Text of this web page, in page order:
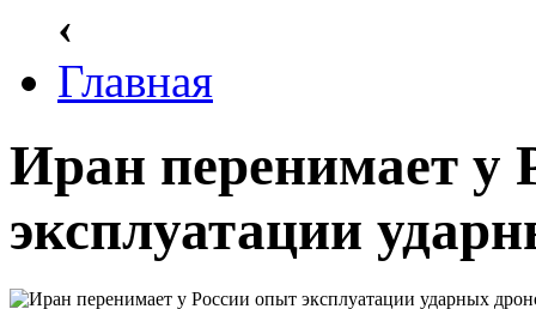
‹
Главная
Иран перенимает у
эксплуатации